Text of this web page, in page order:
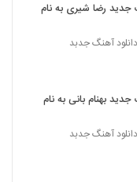
نعیمی نیستی هستی
رایان کاووسی
جدید رضا شیری به نام
آهنگ جدبد
بهنام بانی به نام
آهنگ جدبد